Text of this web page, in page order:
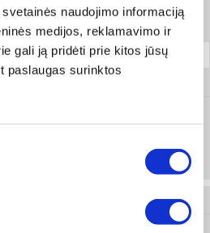
naudojimo informaciją
medijos, reklamavimo ir
gali ją pridėti prie kitos jūsų
paslaugas surinktos
Filtrai